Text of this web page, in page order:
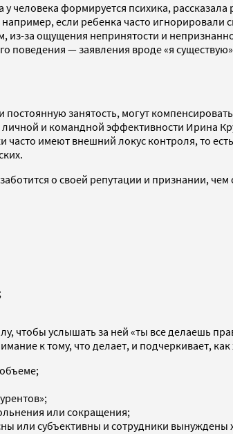
человека формируется психика,
если ребенка часто
за ощущения непринятости и
— заявления вроде «я
занятость, могут
и командной эффективности Ирина
часто имеют внешний локус контроля, то
о своей репутации и признании,
чтобы услышать за ней «ты все делаешь
к тому, что делает, и подчеркивает,
или сокращения;
или субъективны и сотрудники